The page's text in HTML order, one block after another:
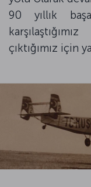
90 yıllık
çıktığımız için